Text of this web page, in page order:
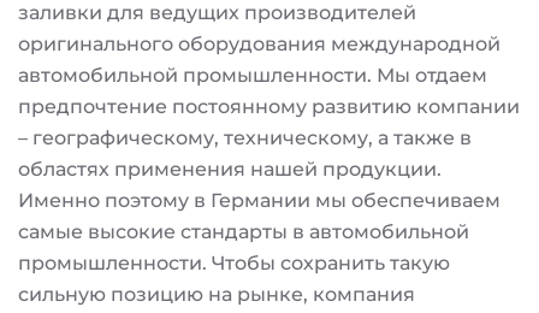
заливки для ведущих производителей
оригинального оборудования международной
автомобильной промышленности. Мы отдаем
предпочтение постоянному развитию компании
– географическому, техническому, а также в
областях применения нашей продукции.
Именно поэтому в Германии мы обеспечиваем
самые высокие стандарты в автомобильной
промышленности. Чтобы сохранить такую
сильную позицию на рынке, компания